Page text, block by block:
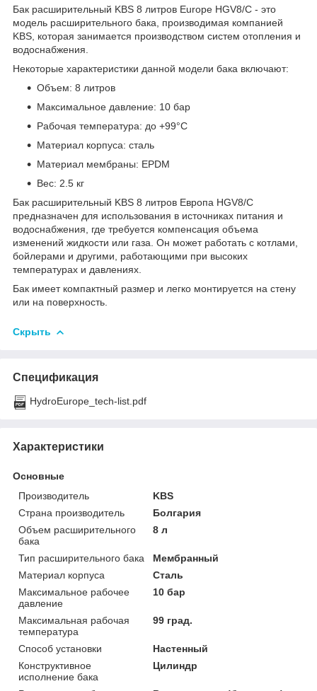
Бак расширительный KBS 8 литров Europe HGV8/C - это
модель расширительного бака, производимая компанией
KBS, которая занимается производством систем отопления и
водоснабжения.
Некоторые характеристики данной модели бака включают:
Объем: 8 литров
Максимальное давление: 10 бар
Рабочая температура: до +99°С
Материал корпуса: сталь
Материал мембраны: EPDM
Вес: 2.5 кг
Бак расширительный KBS 8 литров Европа HGV8/C
предназначен для использования в источниках питания и
водоснабжения, где требуется компенсация объема
изменений жидкости или газа. Он может работать с котлами,
бойлерами и другими, работающими при высоких
температурах и давлениях.
Бак имеет компактный размер и легко монтируется на стену
или на поверхность.
Скрыть
Спецификация
HydroEurope_tech-list.pdf
Характеристики
Основные
Производитель
KBS
Страна производитель
Болгария
Объем расширительного
бака
8 л
Тип расширительного бака
Мембранный
Материал корпуса
Сталь
Максимальное рабочее
давление
10 бар
Максимальная рабочая
температура
99 град.
Способ установки
Настенный
Конструктивное
исполнение бака
Цилиндр